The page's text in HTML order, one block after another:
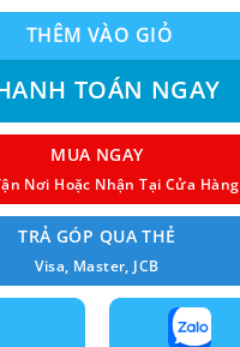
THÊM VÀO GIỎ
TOÁN NGAY
MUA NGAY
Nơi Hoặc Nhận Tại Cửa Hàng
TRẢ GÓP QUA THẺ
Visa, Master, JCB